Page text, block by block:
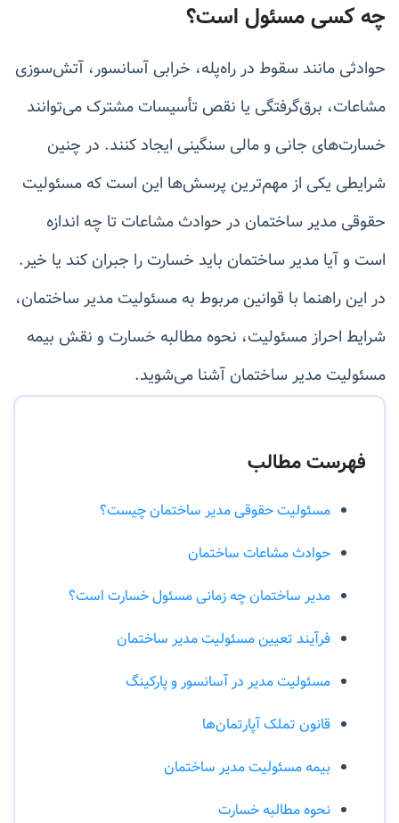
چه کسی مسئول است؟
حوادثی مانند سقوط در راه‌پله، خرابی آسانسور، آتش‌سوزی
مشاعات، برق‌گرفتگی یا نقص تأسیسات مشترک می‌توانند
خسارت‌های جانی و مالی سنگینی ایجاد کنند. در چنین
شرایطی یکی از مهم‌ترین پرسش‌ها این است که مسئولیت
حقوقی مدیر ساختمان در حوادث مشاعات تا چه اندازه
است و آیا مدیر ساختمان باید خسارت را جبران کند یا خیر.
در این راهنما با قوانین مربوط به مسئولیت مدیر ساختمان،
شرایط احراز مسئولیت، نحوه مطالبه خسارت و نقش بیمه
مسئولیت مدیر ساختمان آشنا می‌شوید.
فهرست مطالب
مسئولیت حقوقی مدیر ساختمان چیست؟
حوادث مشاعات ساختمان
مدیر ساختمان چه زمانی مسئول خسارت است؟
فرآیند تعیین مسئولیت مدیر ساختمان
مسئولیت مدیر در آسانسور و پارکینگ
قانون تملک آپارتمان‌ها
بیمه مسئولیت مدیر ساختمان
نحوه مطالبه خسارت